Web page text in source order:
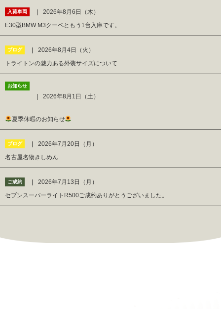
入荷車両
2026年8月6日（木）
E30型BMW M3クーペともう1台入庫です。
ブログ
2026年8月4日（火）
トライトンの魅力ある外装サイズについて
お知らせ
2026年8月1日（土）
夏季休暇のお知らせ
ブログ
2026年7月20日（月）
名古屋名物きしめん
ご成約
2026年7月13日（月）
セブンスーパーライトR500ご成約ありがとうございました。